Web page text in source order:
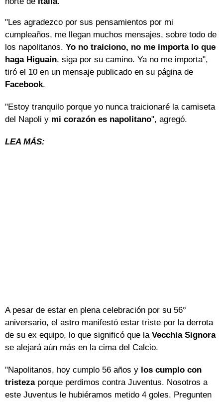
"Les agradezco por sus pensamientos por mi
cumpleaños, me llegan muchos mensajes, sobre todo de
los napolitanos. Yo no traiciono, no me importa lo que
haga Higuaín, siga por su camino. Ya no me importa",
tiró el 10 en un mensaje publicado en su página de
Facebook.
"Estoy tranquilo porque yo nunca traicionaré la camiseta
del Napoli y mi corazón es napolitano", agregó.
LEA MÁS:
A pesar de estar en plena celebración por su 56°
aniversario, el astro manifestó estar triste por la derrota
de su ex equipo, lo que significó que la Vecchia Signora
se alejará aún más en la cima del Calcio.
"Napolitanos, hoy cumplo 56 años y los cumplo con
tristezaporque perdimos contra Juventus. Nosotros a
este Juventus le hubiéramos metido 4 goles. Pregunten